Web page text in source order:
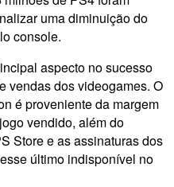
uma diminuição do
console.
aspecto no sucesso
vendas dos videogames. O
é proveniente da margem
vendido, além do
Store e as assinaturas dos
último indisponível no